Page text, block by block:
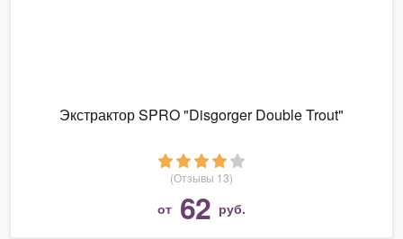
Экстрактор SPRO "Disgorger Double Trout"
(Отзывы 13)
от 62 руб.